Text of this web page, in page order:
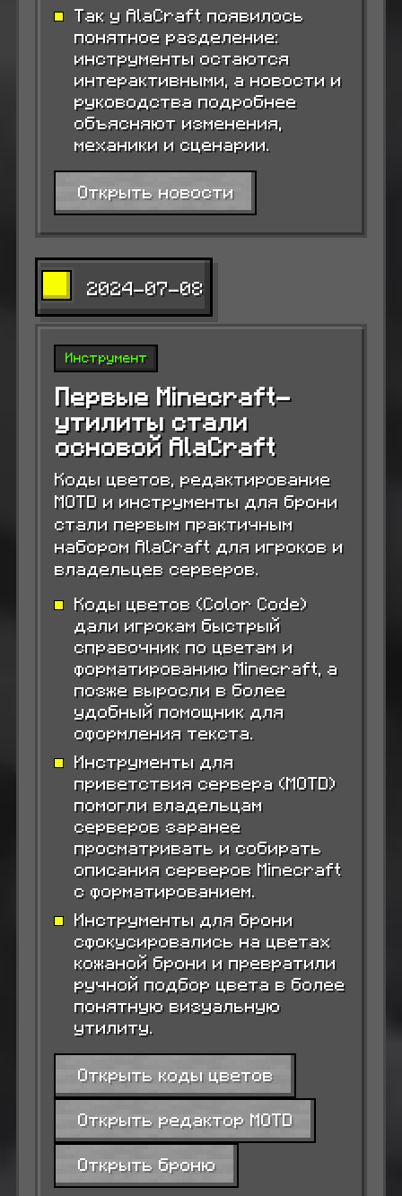
Так у AlaCraft появилось
понятное разделение:
инструменты остаются
интерактивными, а новости и
руководства подробнее
объясняют изменения,
механики и сценарии.
Открыть новости
2024-07-08
Инструмент
Первые Minecraft-
утилиты стали
основой AlaCraft
Коды цветов, редактирование
MOTD и инструменты для брони
стали первым практичным
набором AlaCraft для игроков и
владельцев серверов.
Коды цветов (Color Code)
дали игрокам быстрый
справочник по цветам и
форматированию Minecraft, а
позже выросли в более
удобный помощник для
оформления текста.
Инструменты для
приветствия сервера (MOTD)
помогли владельцам
серверов заранее
просматривать и собирать
описания серверов Minecraft
с форматированием.
Инструменты для брони
сфокусировались на цветах
кожаной брони и превратили
ручной подбор цвета в более
понятную визуальную
утилиту.
Открыть коды цветов
Открыть редактор MOTD
Открыть броню